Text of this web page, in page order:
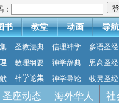
：
书 教堂 动画 导航
圣教法典 信理神学
多语圣经
教理纲要 神学辞典
思高圣经
神学论集 神学导论 牧灵圣经
圣座动态 海外华人 社